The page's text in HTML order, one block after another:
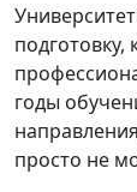
подготовку,
годы
просто не